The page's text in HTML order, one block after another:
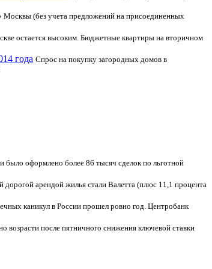
(без учета предложений на присоединенных
остается высоким. Бюджетные квартиры на вторичном
года Спрос на покупку загородных домов в
было оформлено более 86 тысяч сделок по льготной
арендой жилья стали Валетта (плюс 11,1 процента
каникул в России прошел ровно год. Центробанк
после пятничного снижения ключевой ставки